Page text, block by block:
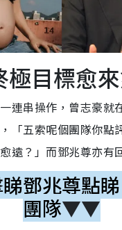
極目標愈
連串操作，曾志豪就
「五索呢個團隊你點
遠？」而鄧兆尊亦有
鄧兆尊點睇
團隊▼▼